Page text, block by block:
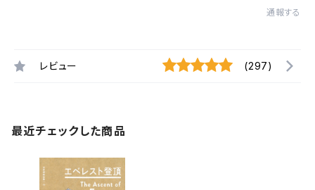
通報する
レビュー (297)
最近チェックした商品